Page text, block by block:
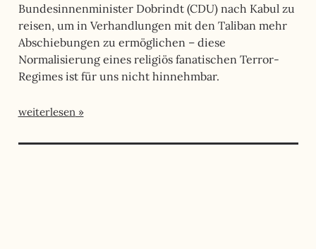
Bundesinnenminister Dobrindt (CDU) nach Kabul zu
reisen, um in Verhandlungen mit den Taliban mehr
Abschiebungen zu ermöglichen – diese
Normalisierung eines religiös fanatischen Terror-
Regimes ist für uns nicht hinnehmbar.
weiterlesen